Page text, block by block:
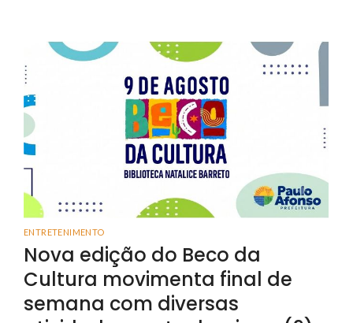
ENTRETENIMENTO
Nova edição do Beco da
Cultura movimenta final de
semana com diversas